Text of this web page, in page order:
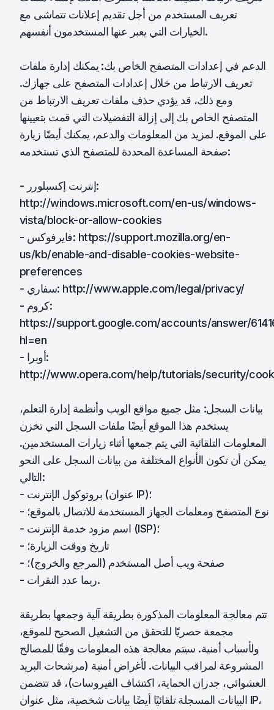
تعريف المستخدم من أجل تقديم إعلانات تتماشى مع
الخيارات التي يعبر عنها المستخدمون أنفسهم.
الدعم في إعدادات المتصفح الخاص بك: يمكنك إدارة ملفات
تعريف الارتباط من خلال إعدادات المتصفح على جهازك.
ومع ذلك، قد يؤدي حذف ملفات تعريف الارتباط من
المتصفح الخاص بك إلى إزالة التفضيلات التي قمت بتعيينها
على الموقع. لمزيد من المعلومات والدعم، يمكنك أيضًا زيارة
صفحة المساعدة المحددة للمتصفح الذي تستخدمه:
- إنترنت إكسبلورر:
http://windows.microsoft.com/en-us/windows-
vista/block-or-allow-cookies
- فايرفوكس: https://support.mozilla.org/en-
us/kb/enable-and-disable-cookies-website-
preferences
- سفاري: http://www.apple.com/legal/privacy/
- كروم:
https://support.google.com/accounts/answer/
hl=en
- أوبرا:
http://www.opera.com/help/tutorials/security/
بيانات السجل: مثل جميع مواقع الويب وأنظمة إدارة التعلم،
يستخدم هذا الموقع أيضًا ملفات السجل التي تخزن
المعلومات التلقائية التي يتم جمعها أثناء زيارات المستخدمين.
يمكن أن تكون الأنواع المختلفة من بيانات السجل على النحو
التالي:
- بروتوكول الإنترنت (عنوان IP)؛
- نوع المتصفح ومعلمات الجهاز المستخدمة للاتصال بالموقع؛
- اسم مزود خدمة الإنترنت (ISP)؛
- تاريخ ووقت الزيارة؛
- صفحة ويب أصل المستخدم (المرجع والخروج)؛
- ربما عدد النقرات.
تتم معالجة المعلومات المذكورة بطريقة آلية وجمعها بطريقة
مجمعة حصريًا للتحقق من التشغيل الصحيح للموقع،
ولأسباب أمنية. سيتم معالجة هذه المعلومات وفقًا للمصالح
المشروعة لمراقب البيانات. لأغراض أمنية (مرشحات البريد
العشوائي، جدران الحماية، اكتشاف الفيروسات)، قد تتضمن
البيانات المسجلة تلقائيًا أيضًا بيانات شخصية، مثل عنوان IP،